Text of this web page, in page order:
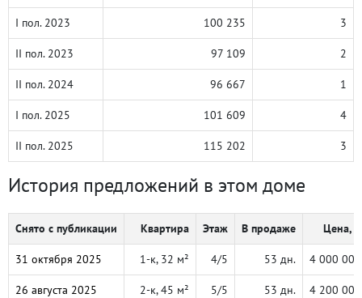
I пол. 2023 100 235 3
II пол. 2023 97 109 2
II пол. 2024 96 667 1
I пол. 2025 101 609 4
II пол. 2025 115 202 3
История предложений в этом доме
Снято с публикации Квартира Этаж В продаже Цена, ₽
31 октября 2025 1-к, 32 м² 4/5 53 дн. 4 000 000
26 августа 2025 2-к, 45 м² 5/5 53 дн. 4 200 000